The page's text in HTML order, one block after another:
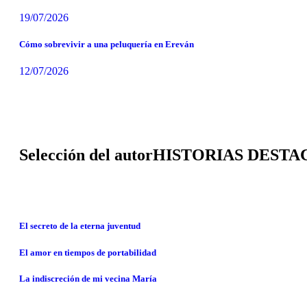
19/07/2026
Cómo sobrevivir a una peluquería en Ereván
12/07/2026
Selección del autorHISTORIAS
El secreto de la eterna juventud
El amor en tiempos de portabilidad
La indiscreción de mi vecina María